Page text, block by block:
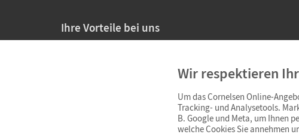
Ihre Vorteile bei uns
Persönliche Angebote für Lehrkräfte
Sicheres Einkaufen mit SSL-Verschlüsselung
Widerrufsfristvon 4 Wochen
Wir respektieren
Um das Cornelsen Online-
Tracking- und Analysetools.
B. Google und Meta, um Ihnen
welche Cookies Sie annehmen